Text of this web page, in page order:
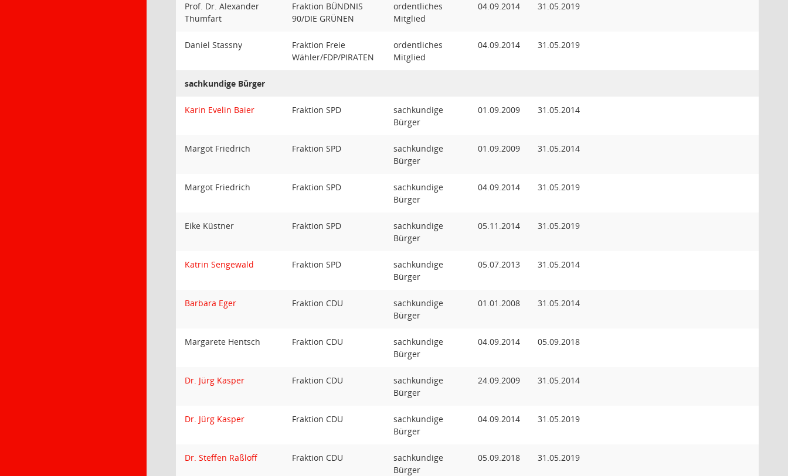
Prof. Dr. Alexander
Thumfart
Fraktion BÜNDNIS
90/DIE GRÜNEN
ordentliches
Mitglied
04.09.2014 31.05.2019
Daniel Stassny
Fraktion Freie
Wähler/FDP/PIRATEN
ordentliches
Mitglied
04.09.2014 31.05.2019
sachkundige Bürger
Karin Evelin Baier Fraktion SPD
sachkundige
Bürger
01.09.2009 31.05.2014
Margot Friedrich Fraktion SPD
sachkundige
Bürger
01.09.2009 31.05.2014
Margot Friedrich Fraktion SPD
sachkundige
Bürger
04.09.2014 31.05.2019
Eike Küstner Fraktion SPD
sachkundige
Bürger
05.11.2014 31.05.2019
Katrin Sengewald Fraktion SPD
sachkundige
Bürger
05.07.2013 31.05.2014
Barbara Eger Fraktion CDU
sachkundige
Bürger
01.01.2008 31.05.2014
Margarete Hentsch Fraktion CDU
sachkundige
Bürger
04.09.2014 05.09.2018
Dr. Jürg Kasper Fraktion CDU
sachkundige
Bürger
24.09.2009 31.05.2014
Dr. Jürg Kasper Fraktion CDU
sachkundige
Bürger
04.09.2014 31.05.2019
Dr. Steffen Raßloff Fraktion CDU
sachkundige
Bürger
05.09.2018 31.05.2019